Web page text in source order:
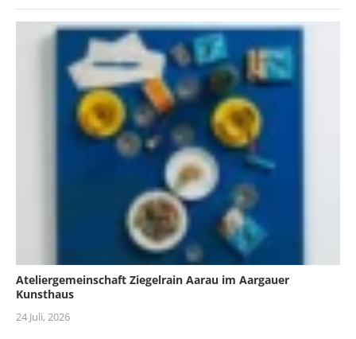
Ateliergemeinschaft Ziegelrain Aarau im Aargauer
Kunsthaus
24 Juli, 2026